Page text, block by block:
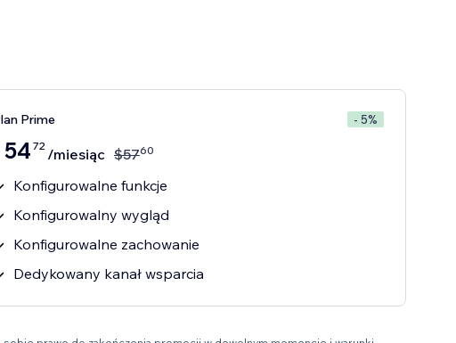
Prime - 5%
54 72 /miesiąc $5760
Konfigurowalne funkcje
Konfigurowalny wygląd
Konfigurowalne zachowanie
Dedykowany kanał wsparcia